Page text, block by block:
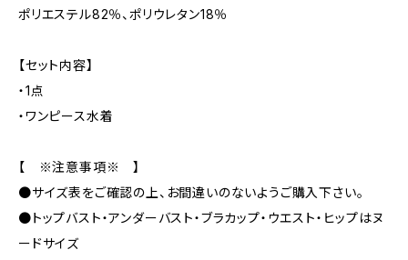
ポリエステル82％、ポリウレタン18％
【セット内容】
・1点
・ワンピース水着
【 ※注意事項※ 】
●サイズ表をご確認の上、お間違いのないようご購入下さい。
●トップバスト・アンダーバスト・ブラカップ・ウエスト・ヒップはヌ
ードサイズ